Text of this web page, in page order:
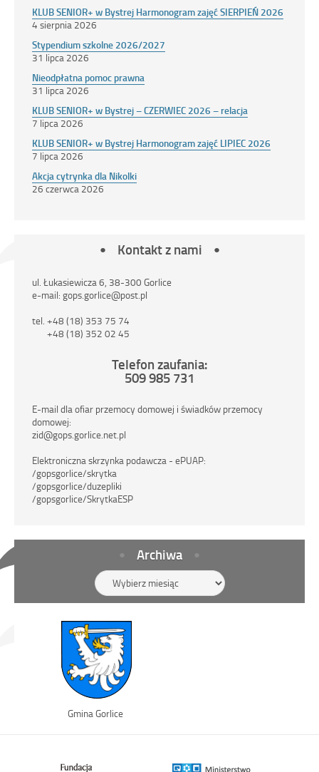
KLUB SENIOR+ w Bystrej Harmonogram zajęć SIERPIEŃ 2026
4 sierpnia 2026
Stypendium szkolne 2026/2027
31 lipca 2026
Nieodpłatna pomoc prawna
31 lipca 2026
KLUB SENIOR+ w Bystrej – CZERWIEC 2026 – relacja
7 lipca 2026
KLUB SENIOR+ w Bystrej Harmonogram zajęć LIPIEC 2026
7 lipca 2026
Akcja cytrynka dla Nikolki
26 czerwca 2026
Kontakt z nami
ul. Łukasiewicza 6, 38-300 Gorlice
e-mail: gops.gorlice@post.pl
tel. +48 (18) 353 75 74
+48 (18) 352 02 45
Telefon zaufania:
509 985 731
E-mail dla ofiar przemocy domowej i świadków przemocy
domowej:
zid@gops.gorlice.net.pl
Elektroniczna skrzynka podawcza - ePUAP:
/gopsgorlice/skrytka
/gopsgorlice/duzepliki
/gopsgorlice/SkrytkaESP
Archiwa
otwiera
oknie
Gmina Gorlice